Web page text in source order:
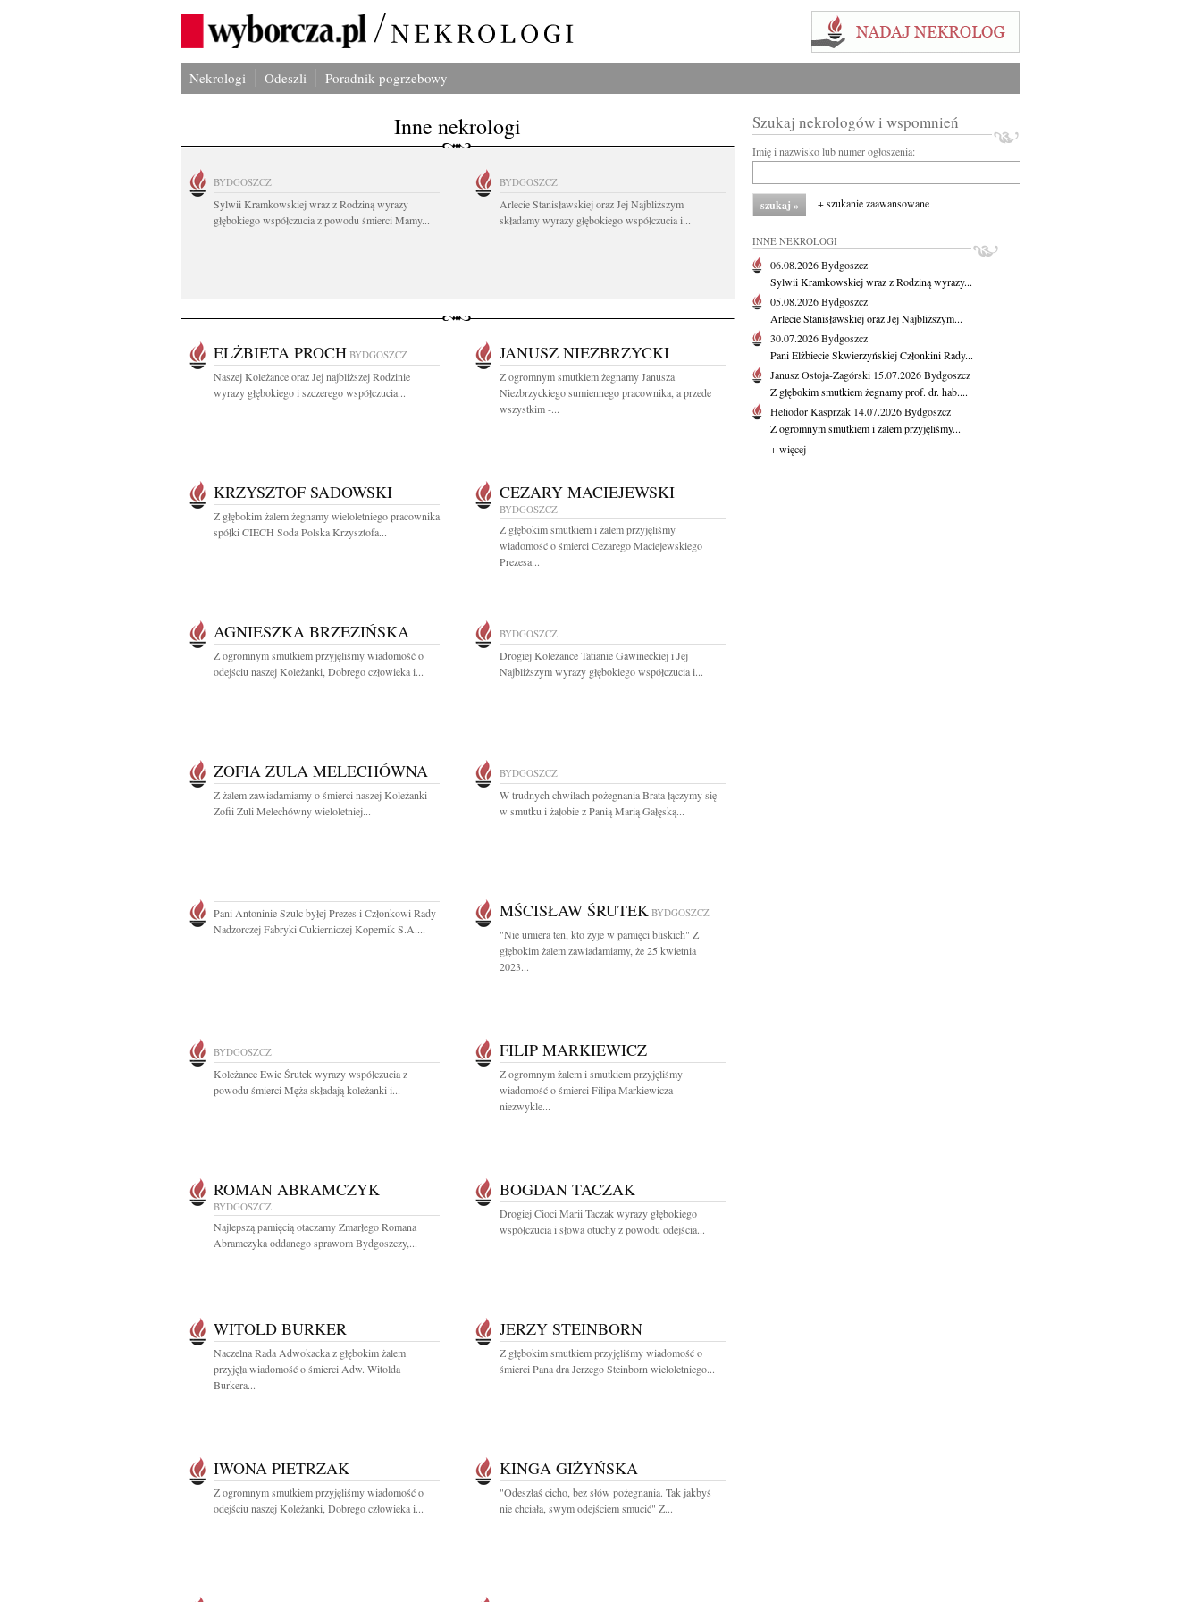
Nekrologi Odeszli Poradnik pogrzebowy
Inne nekrologi
BYDGOSZCZ
Sylwii Kramkowskiej wraz z Rodziną wyrazy
głębokiego współczucia z powodu śmierci Mamy...
BYDGOSZCZ
Arlecie Stanisławskiej oraz Jej Najbliższym
składamy wyrazy głębokiego współczucia i...
ELŻBIETA PROCH BYDGOSZCZ
Naszej Koleżance oraz Jej najbliższej Rodzinie
wyrazy głębokiego i szczerego współczucia...
JANUSZ NIEZBRZYCKI
Z ogromnym smutkiem żegnamy Janusza
Niezbrzyckiego sumiennego pracownika, a przede
wszystkim -...
KRZYSZTOF SADOWSKI
Z głębokim żalem żegnamy wieloletniego pracownika
spółki CIECH Soda Polska Krzysztofa...
CEZARY MACIEJEWSKI
BYDGOSZCZ
Z głębokim smutkiem i żalem przyjęliśmy
wiadomość o śmierci Cezarego Maciejewskiego
Prezesa...
AGNIESZKA BRZEZIŃSKA
Z ogromnym smutkiem przyjęliśmy wiadomość o
odejściu naszej Koleżanki, Dobrego człowieka i...
BYDGOSZCZ
Drogiej Koleżance Tatianie Gawineckiej i Jej
Najbliższym wyrazy głębokiego współczucia i...
ZOFIA ZULA MELECHÓWNA
Z żalem zawiadamiamy o śmierci naszej Koleżanki
Zofii Zuli Melechówny wieloletniej...
BYDGOSZCZ
W trudnych chwilach pożegnania Brata łączymy się
w smutku i żałobie z Panią Marią Gałęską...
Pani Antoninie Szulc byłej Prezes i Członkowi Rady
Nadzorczej Fabryki Cukierniczej Kopernik S.A....
MŚCISŁAW ŚRUTEK BYDGOSZCZ
"Nie umiera ten, kto żyje w pamięci bliskich" Z
głębokim żalem zawiadamiamy, że 25 kwietnia
2023...
BYDGOSZCZ
Koleżance Ewie Śrutek wyrazy współczucia z
powodu śmierci Męża składają koleżanki i...
FILIP MARKIEWICZ
Z ogromnym żalem i smutkiem przyjęliśmy
wiadomość o śmierci Filipa Markiewicza
niezwykle...
ROMAN ABRAMCZYK
BYDGOSZCZ
Najlepszą pamięcią otaczamy Zmarłego Romana
Abramczyka oddanego sprawom Bydgoszczy,...
BOGDAN TACZAK
Drogiej Cioci Marii Taczak wyrazy głębokiego
współczucia i słowa otuchy z powodu odejścia...
WITOLD BURKER
Naczelna Rada Adwokacka z głębokim żalem
przyjęła wiadomość o śmierci Adw. Witolda
Burkera...
JERZY STEINBORN
Z głębokim smutkiem przyjęliśmy wiadomość o
śmierci Pana dra Jerzego Steinborn wieloletniego...
IWONA PIETRZAK
Z ogromnym smutkiem przyjęliśmy wiadomość o
odejściu naszej Koleżanki, Dobrego człowieka i...
KINGA GIŻYŃSKA
"Odeszłaś cicho, bez słów pożegnania. Tak jakbyś
nie chciała, swym odejściem smucić" Z...
Szukaj nekrologów i wspomnień
Imię i nazwisko lub numer ogłoszenia:
+ szukanie zaawansowane
INNE NEKROLOGI
06.08.2026Bydgoszcz
Sylwii Kramkowskiej wraz z Rodziną wyrazy...
05.08.2026Bydgoszcz
Arlecie Stanisławskiej oraz Jej Najbliższym...
30.07.2026Bydgoszcz
Pani Elżbiecie Skwierzyńskiej Członkini Rady...
Janusz Ostoja-Zagórski 15.07.2026Bydgoszcz
Z głębokim smutkiem żegnamy prof. dr. hab....
Heliodor Kasprzak 14.07.2026Bydgoszcz
Z ogromnym smutkiem i żalem przyjęliśmy...
+ więcej